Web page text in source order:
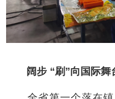
阔步 “刷”向国际舞